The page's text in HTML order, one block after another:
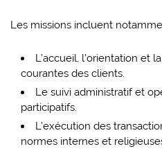
Les missions incluent
L’accueil, l’orientation et
courantes des clients.
Le suivi administratif et
participatifs.
L’exécution des
normes internes et